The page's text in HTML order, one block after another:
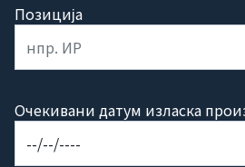
Позиција
Очекивани датум изласка